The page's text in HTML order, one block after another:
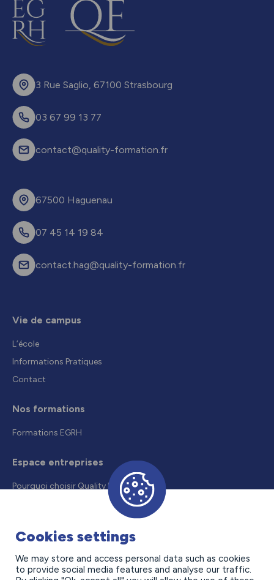
3 Rue Saglio, 67100 Strasbourg
03 67 99 13 77
contact@quality-formation.fr
67500 Haguenau
07 45 14 19 84
contact.hag@quality-formation.fr
Vie de campus
L’école
Informations Pratiques
Contact
Nos formations
Formations EGRH
Espace entreprises
Pourquoi choisir Quality Formation
Contact
Cookies settings
We may store and access personal data such as cookies
to provide social media features and analyse our traffic.